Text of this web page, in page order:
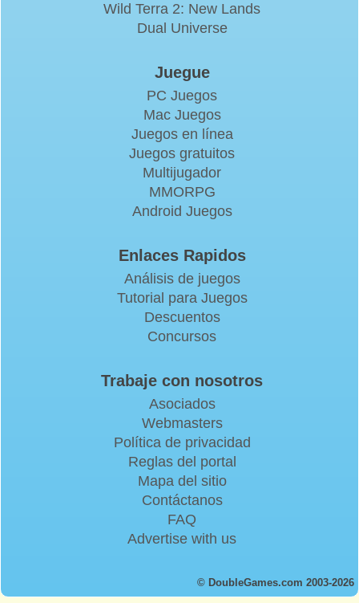
Wild Terra 2: New Lands
Dual Universe
Juegue
PC Juegos
Mac Juegos
Juegos en línea
Juegos gratuitos
Multijugador
MMORPG
Android Juegos
Enlaces Rapidos
Análisis de juegos
Tutorial para Juegos
Descuentos
Concursos
Trabaje con nosotros
Asociados
Webmasters
Política de privacidad
Reglas del portal
Mapa del sitio
Contáctanos
FAQ
Advertise with us
© DoubleGames.com 2003-2026